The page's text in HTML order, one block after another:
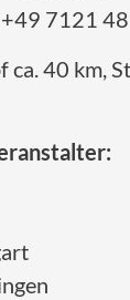
7121
40 km,